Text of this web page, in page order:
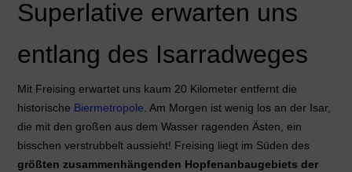
Superlative erwarten uns
entlang des Isarradweges
Mit Freising erwartet uns kaum 20 Kilometer entfernt die
historische Biermetropole. Am Morgen ist wenig los an der Isar,
die mit den großen aus dem Wasser ragenden Ästen, ein
bisschen verstrubbelt aussieht! Freising liegt im Süden des
größten zusammenhängenden Hopfenanbaugebiets der